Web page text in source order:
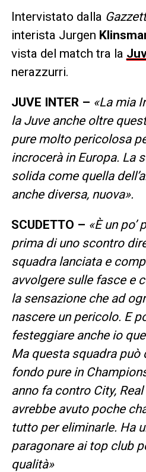
Intervistato dalla
interista Jurgen
vista del match tra la
nerazzurri.
JUVE INTER – «La mia
la Juve anche oltre
pure molto pericolosa
incrocerà in Europa. La
solida come quella
anche diversa, nuova».
SCUDETTO – «È un
prima di uno scontro
squadra lanciata e
avvolgere sulle fasce e
la sensazione che ad
nascere un pericolo. E
festeggiare anche io
Ma questa squadra può
fondo pure in
anno fa contro City,
avrebbe avuto poche
tutto per eliminarle. Ha
paragonare ai top club
qualità»